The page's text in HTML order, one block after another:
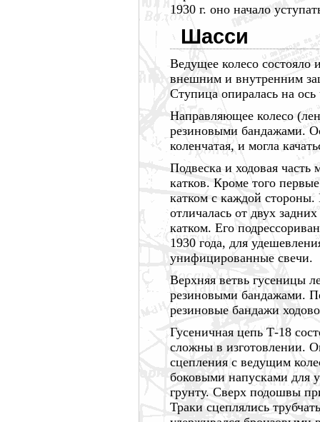
1930 г. оно начало
Шасси
Ведущее колесо
внешним и внутренним
Ступица опиралась на
Направляющее колесо
резиновыми бандажами.
коленчатая, и могла
Подвеска и ходовая
катков. Кроме того
катком с каждой стороны.
отличалась от двух
катком. Его
1930 года, для
унифицированные свечи.
Верхняя ветвь гусеницы
резиновыми бандажами.
резиновые бандажи
Гусеничная цепь Т-18
сложны в изготовлении.
сцепления с ведущим
боковыми напусками для
грунту. Сверх подошвы
Траки сцеплялись